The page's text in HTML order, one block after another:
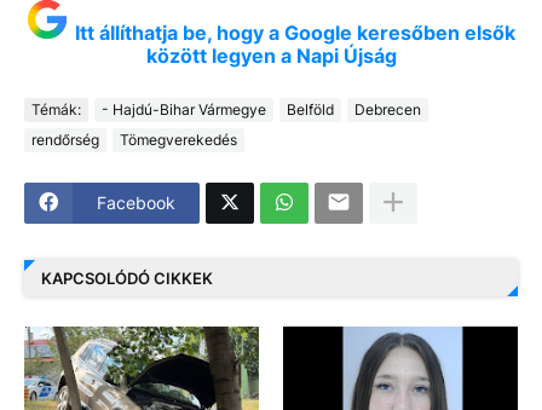
Itt állíthatja be, hogy a Google keresőben elsők
között legyen a Napi Újság
Témák: - Hajdú-Bihar Vármegye Belföld
Debrecen
rendőrség
Tömegverekedés
Facebook
KAPCSOLÓDÓ CIKKEK